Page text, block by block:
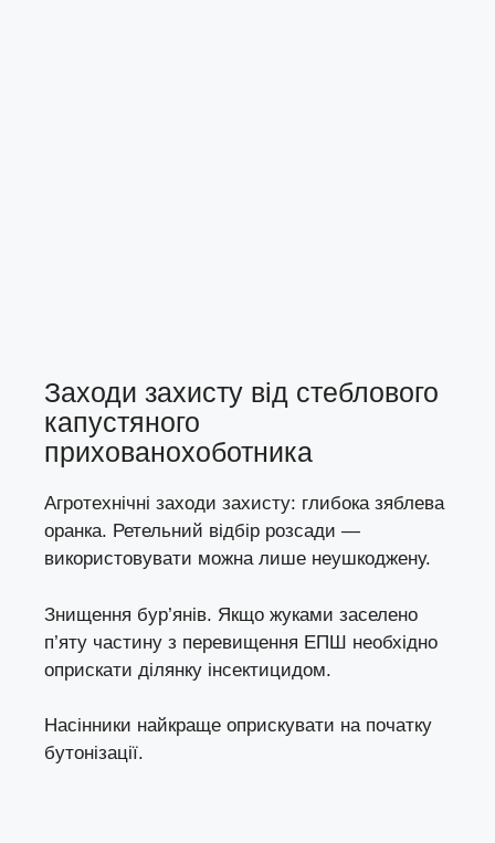
Заходи захисту від стеблового
капустяного
прихованохоботника
Агротехнічні заходи захисту: глибока зяблева
оранка. Ретельний відбір розсади —
використовувати можна лише неушкоджену.
Знищення бур’янів. Якщо жуками заселено
п’яту частину з перевищення ЕПШ необхідно
оприскати ділянку інсектицидом.
Насінники найкраще оприскувати на початку
бутонізації.